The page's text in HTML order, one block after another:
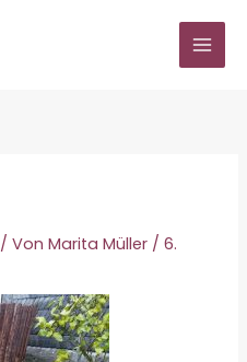
/ VonMarita Müller /6.